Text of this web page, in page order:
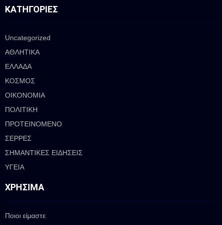
ΚΑΤΗΓΟΡΊΕΣ
Uncategorized
ΑΘΛΗΤΙΚΑ
ΕΛΛΑΔΑ
ΚΟΣΜΟΣ
ΟΙΚΟΝΟΜΙΑ
ΠΟΛΙΤΙΚΗ
ΠΡΟΤΕΙΝΟΜΕΝΟ
ΣΕΡΡΕΣ
ΣΗΜΑΝΤΙΚΕΣ ΕΙΔΗΣΕΙΣ
ΥΓΕΙΑ
ΧΡΉΣΙΜΑ
Ποιοι είμαστε